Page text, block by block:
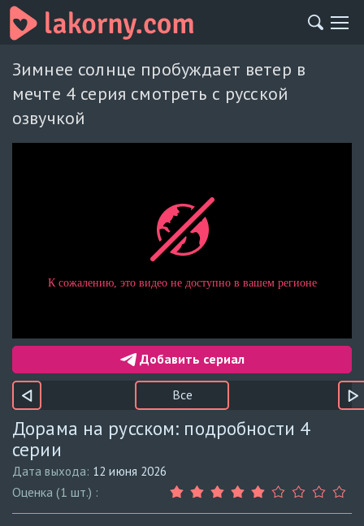
Зимнее солнце пробуждает ветер в
мечте 4 серия смотреть с русской
озвучкой
Добавить сериал
Все
Дорама на русском: подробности 4
серии
Дата выхода: 12 июня 2026
Оценка (1 шт.) :